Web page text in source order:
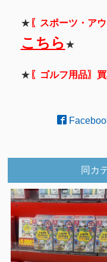
★ 〖 スポーツ・ア
こちら ★
★ 〖 ゴルフ用品〗
同カ